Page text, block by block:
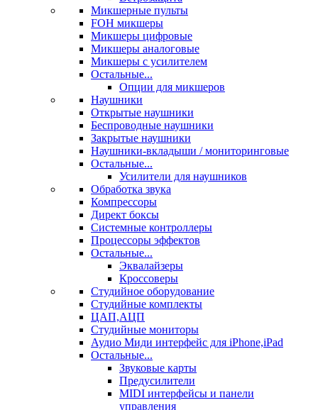
Микшерные пульты
FOH микшеры
Микшеры цифровые
Микшеры аналоговые
Микшеры с усилителем
Остальные...
Опции для микшеров
Наушники
Открытые наушники
Беспроводные наушники
Закрытые наушники
Наушники-вкладыши / мониторинговые
Остальные...
Усилители для наушников
Обработка звука
Компрессоры
Директ боксы
Системные контроллеры
Процессоры эффектов
Остальные...
Эквалайзеры
Кроссоверы
Студийное оборудование
Студийные комплекты
ЦАП,АЦП
Студийные мониторы
Аудио Миди интерфейс для iPhone,iPad
Остальные...
Звуковые карты
Предусилители
MIDI интерфейсы и панели
управления